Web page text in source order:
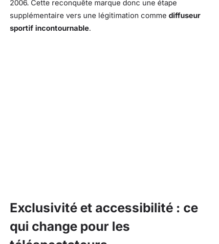
2006. Cette reconquête marque donc une étape
supplémentaire vers une légitimation comme diffuseur
sportif incontournable.
Exclusivité et accessibilité : ce
qui change pour les